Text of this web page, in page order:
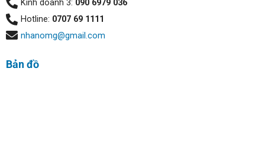
Kinh doanh 3: 090 6979 036
Hotline: 0707 69 1111
nhanomg@gmail.com
Bản đồ